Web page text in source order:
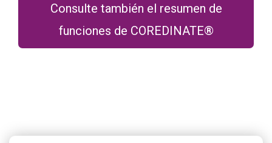
Consulte también el resumen de
funciones de COREDINATE®